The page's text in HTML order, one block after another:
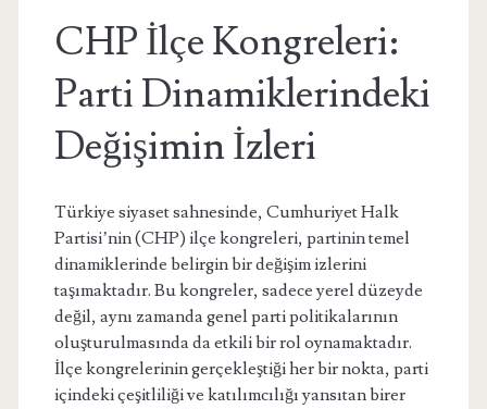
CHP İlçe Kongreleri:
Parti Dinamiklerindeki
Değişimin İzleri
Türkiye siyaset sahnesinde, Cumhuriyet Halk
Partisi’nin (CHP) ilçe kongreleri, partinin temel
dinamiklerinde belirgin bir değişim izlerini
taşımaktadır. Bu kongreler, sadece yerel düzeyde
değil, aynı zamanda genel parti politikalarının
oluşturulmasında da etkili bir rol oynamaktadır.
İlçe kongrelerinin gerçekleştiği her bir nokta, parti
içindeki çeşitliliği ve katılımcılığı yansıtan birer